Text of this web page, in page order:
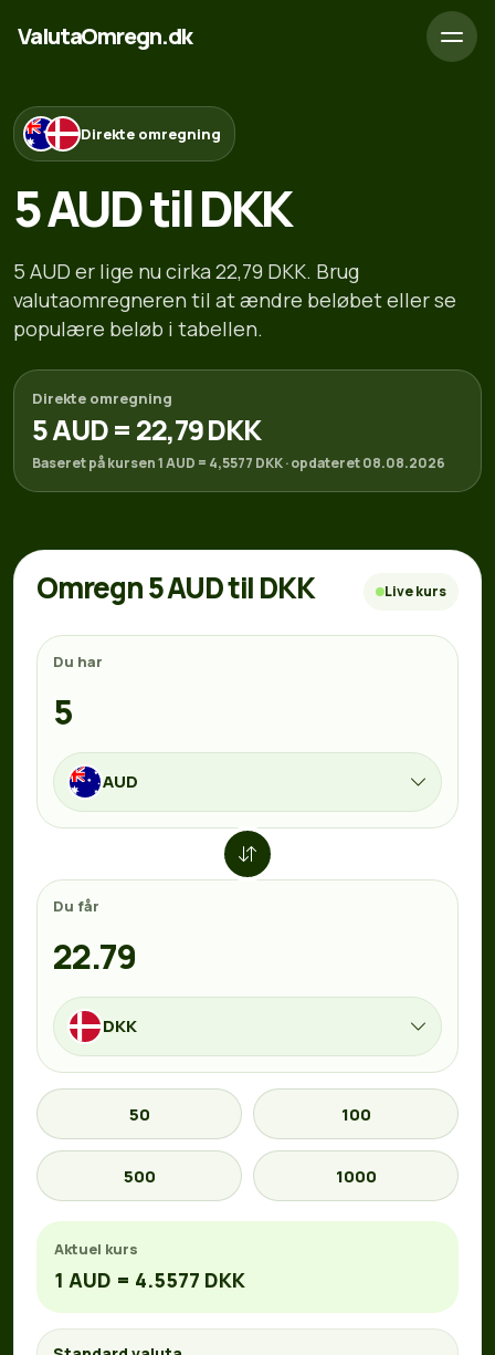
ValutaOmregn.dk
Direkte omregning
5 AUD til DKK
5 AUD er lige nu cirka 22,79 DKK. Brug
valutaomregneren til at ændre beløbet eller se
populære beløb i tabellen.
Direkte omregning
5 AUD = 22,79 DKK
Baseret på kursen 1 AUD = 4,5577 DKK · opdateret 08.08.2026
Omregn 5 AUD til DKK Live kurs
Du har
AUD
Du får
DKK
50 100
500 1000
Aktuel kurs
1 AUD = 4.5577 DKK